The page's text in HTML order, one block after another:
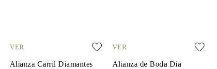
VER
Alianza Carril Diamantes
VER
Alianza de Boda Dia